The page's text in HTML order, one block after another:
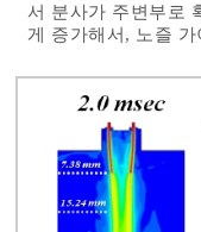
서 분사가 주변부로
게 증가해서, 노즐